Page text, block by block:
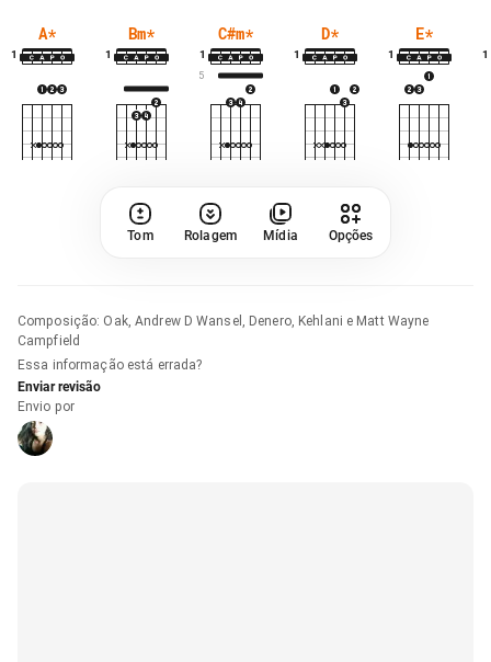
A*
1
Bm*
1
C#m*
1
5
D*
1
E*
1 1
Tom Rolagem Mídia Opções
Composição: Oak, Andrew D Wansel, Denero, Kehlani e Matt Wayne
Campfield
Essa informação está errada?
Enviar revisão
Envio por